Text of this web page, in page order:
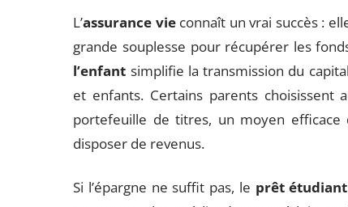
L’assurance vieconnaît un vrai succès :
grande souplesse pour récupérer les
l’enfant simplifie la transmission du
et enfants. Certains parents choisissent
portefeuille de titres, un moyen efficace
disposer de revenus.
Si l’épargne ne suffit pas, le prêt étudiant